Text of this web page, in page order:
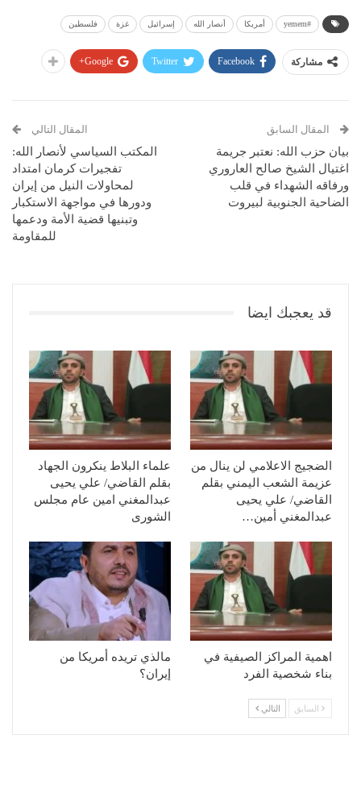
#yemem أمريكا أنصار الله إسرائيل غزة فلسطين
مشاركة Facebook
Twitter
Google+
المقال السابق
بيان حزب الله: نعتبر جريمة
اغتيال الشيخ صالح العاروري
ورفاقه الشهداء في قلب
الضاحية الجنوبية لبيروت
المقال التالي
المكتب السياسي لأنصار الله:
تفجيرات كرمان امتداد
لمحاولات النيل من إيران
ودورها في مواجهة الاستكبار
وتبنيها قضية الأمة ودعمها
للمقاومة
قد يعجبك ايضا
الضجيج الاعلامي لن ينال من
عزيمة الشعب اليمني بقلم
القاضي/ علي يحيى
عبدالمغني أمين…
علماء البلاط ينكرون الجهاد
بقلم القاضي/ علي يحيى
عبدالمغني امين عام مجلس
الشورى
اهمية المراكز الصيفية في
بناء شخصية الفرد
‏مالذي تريده أمريكا من
إيران؟
السابق التالي